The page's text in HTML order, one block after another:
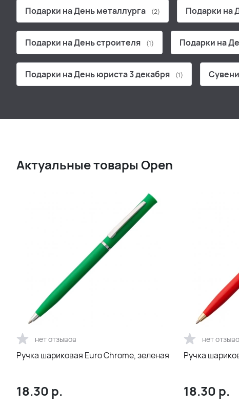
Подарки на День металлурга (2) Подарки на
Подарки на День строителя (1) Подарки на
Подарки на День юриста 3 декабря (1)
Актуальные товары Open
нет отзывов
Ручка шариковая Euro Chrome, зеленая
18.30 р.
нет
Ручка
18.30 р.